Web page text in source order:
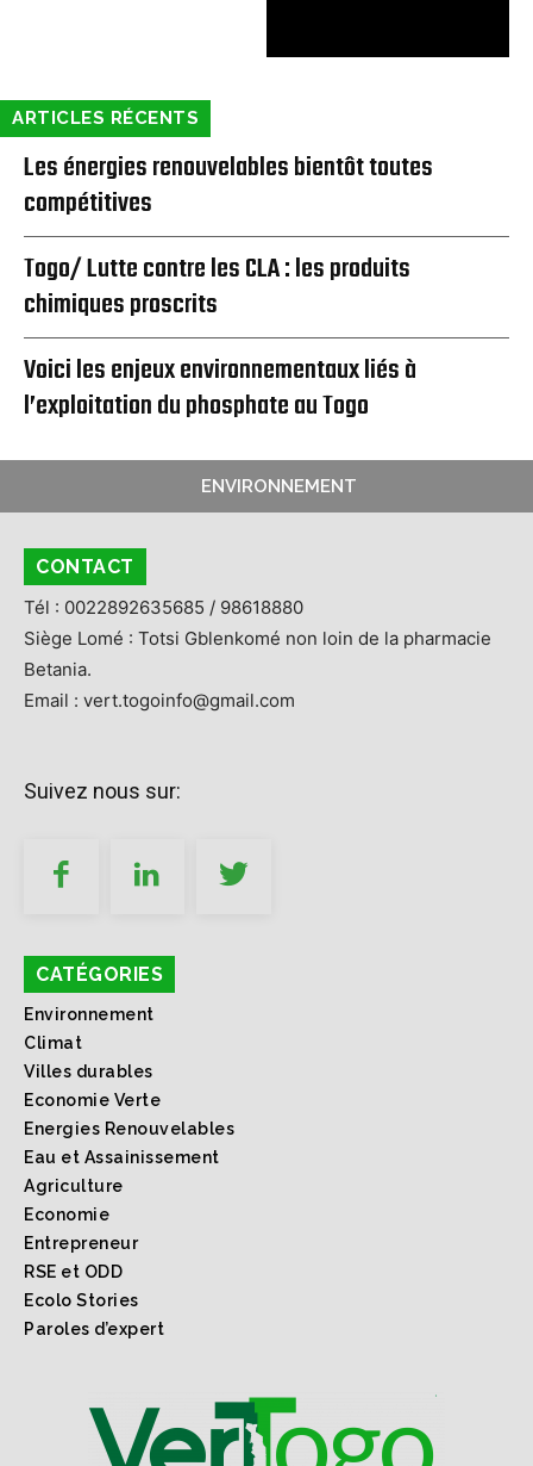
ARTICLES RÉCENTS
Les énergies renouvelables bientôt toutes
compétitives
Togo/ Lutte contre les CLA : les produits
chimiques proscrits
Voici les enjeux environnementaux liés à
l’exploitation du phosphate au Togo
ENVIRONNEMENT
CONTACT
Tél : 0022892635685 / 98618880
Siège Lomé : Totsi Gblenkomé non loin de la pharmacie
Betania.
Email : vert.togoinfo@gmail.com
Suivez nous sur:
CATÉGORIES
Environnement
Climat
Villes durables
Economie Verte
Energies Renouvelables
Eau et Assainissement
Agriculture
Economie
Entrepreneur
RSE et ODD
Ecolo Stories
Paroles d’expert